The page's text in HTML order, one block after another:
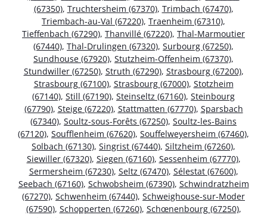
(67350), Truchtersheim (67370), Trimbach (67470),
Triembach-au-Val (67220), Traenheim (67310),
Tieffenbach (67290), Thanvillé (67220), Thal-Marmoutier
(67440), Thal-Drulingen (67320), Surbourg (67250),
Sundhouse (67920), Stutzheim-Offenheim (67370),
Stundwiller (67250), Struth (67290), Strasbourg (67200),
Strasbourg (67100), Strasbourg (67000), Stotzheim
(67140), Still (67190), Steinseltz (67160), Steinbourg
(67790), Steige (67220), Stattmatten (67770), Sparsbach
(67340), Soultz-sous-Forêts (67250), Soultz-les-Bains
(67120), Soufflenheim (67620), Souffelweyersheim (67460),
Solbach (67130), Singrist (67440), Siltzheim (67260),
Siewiller (67320), Siegen (67160), Sessenheim (67770),
Sermersheim (67230), Seltz (67470), Sélestat (67600),
Seebach (67160), Schwobsheim (67390), Schwindratzheim
(67270), Schwenheim (67440), Schweighouse-sur-Moder
(67590), Schopperten (67260), Schœnenbourg (67250),